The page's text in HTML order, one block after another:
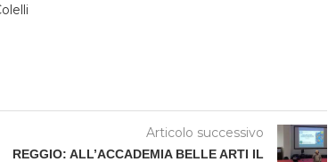
Articolo successivo
REGGIO: ALL’ACCADEMIA BELLE ARTI IL